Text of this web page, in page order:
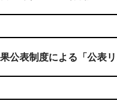
公表制度による「公表